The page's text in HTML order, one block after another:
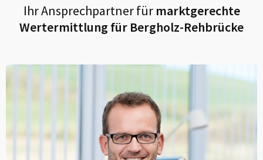
Ihr Ansprechpartner fürmarktgerechte
Wertermittlung für Bergholz-Rehbrücke